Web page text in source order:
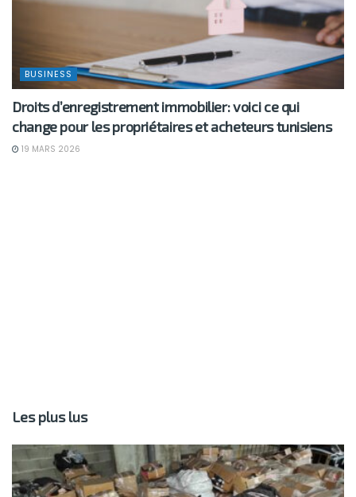
BUSINESS
Droits d’enregistrement immobilier: voici ce qui
change pour les propriétaires et acheteurs tunisiens
19 MARS 2026
Les plus lus